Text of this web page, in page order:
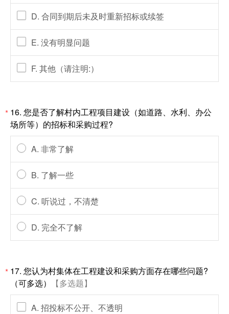
D. 合同到期后未及时重新招标或续签
E. 没有明显问题
F. 其他（请注明:）
* 16. 您是否了解村内工程项目建设（如道路、水利、办公
场所等）的招标和采购过程?
A. 非常了解
B. 了解一些
C. 听说过，不清楚
D. 完全不了解
* 17. 您认为村集体在工程建设和采购方面存在哪些问题?
（可多选）
【多选题】
A. 招投标不公开、不透明